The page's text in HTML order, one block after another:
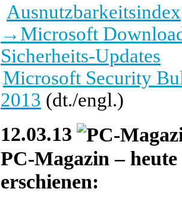
Ausnutzbarkeitsindex
→Microsoft
Sicherheits-Updates
Microsoft Security
2013 (dt./engl.)
12.03.13
PC-Magazin –
erschienen: